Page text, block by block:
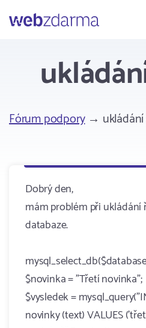
Webzdarma
Fórum podpory→ ukládání
Dobrý den,
mám problém při ukládání
databaze.
$novinka = "Třetí novinka";
$vysledek =
novinky (text) VALUES